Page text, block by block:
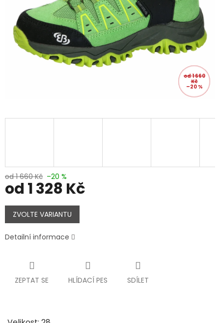
od 1 660
Kč
–20 %
od 1 660 Kč –20 %
od 1 328 Kč
Měrná
cena:
ZVOLTE VARIANTU
Detailní informace
ZEPTAT SE HLÍDACÍ PES SDÍLET